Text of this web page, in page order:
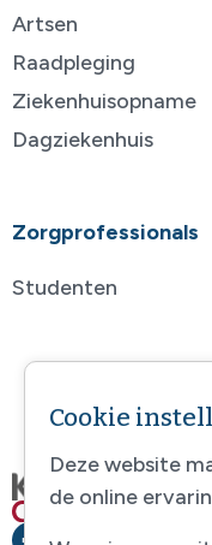
Artsen
Raadpleging
Ziekenhuisopname
Dagziekenhuis
Zorgprofessionals
Studenten
Cookie
Deze website
de online